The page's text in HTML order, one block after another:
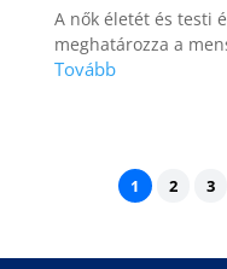
A nők életét és testi
meghatározza a
1 2 3